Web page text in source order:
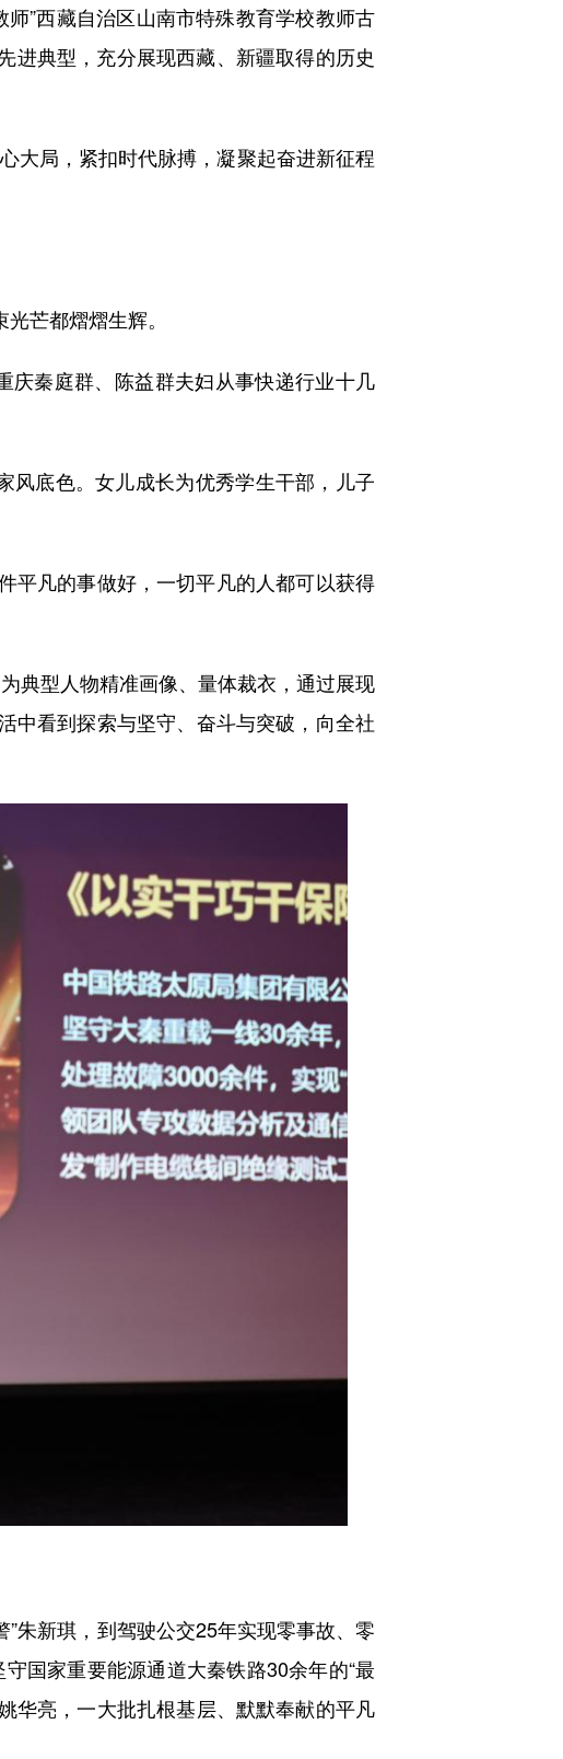
”西藏自治区山南市特殊教育学校教师古
进典型，充分展现西藏、新疆取得的历史
大局，紧扣时代脉搏，凝聚起奋进新征程
芒都熠熠生辉。
秦庭群、陈益群夫妇从事快递行业十几
底色。女儿成长为优秀学生干部，儿子
凡的事做好，一切平凡的人都可以获得
典型人物精准画像、量体裁衣，通过展现
中看到探索与坚守、奋斗与突破，向全社
朱新琪，到驾驶公交25年实现零事故、零
国家重要能源通道大秦铁路30余年的“最
华亮，一大批扎根基层、默默奉献的平凡